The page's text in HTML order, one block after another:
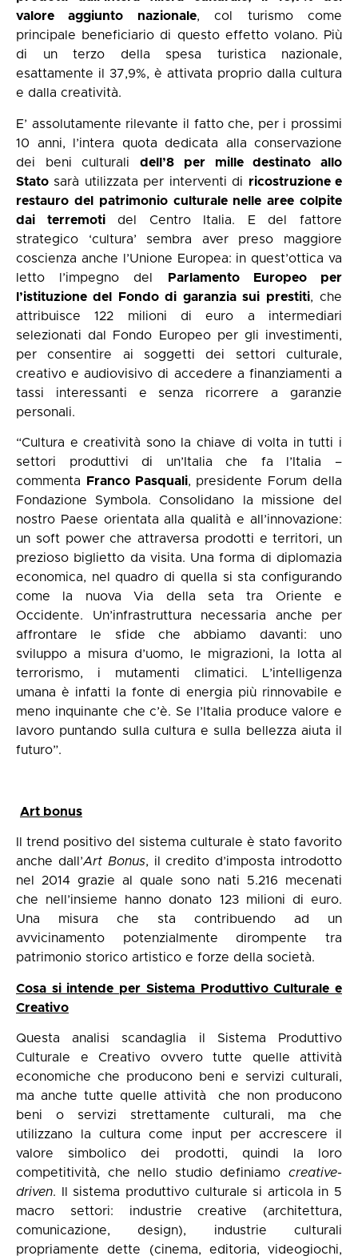
valore aggiunto nazionale, col turismo come
principale beneficiario di questo effetto volano. Più
di un terzo della spesa turistica nazionale,
esattamente il 37,9%, è attivata proprio dalla cultura
e dalla creatività.
E’ assolutamente rilevante il fatto che, per i prossimi
10 anni, l’intera quota dedicata alla conservazione
dei beni culturalidell’8 per mille destinato allo
Stato sarà utilizzata per interventi di ricostruzione e
restauro del patrimonio culturale nelle aree colpite
dai terremotidel Centro Italia. E del fattore
strategico ‘cultura’ sembra aver preso maggiore
coscienza anche l’Unione Europea: in quest’ottica va
letto l’impegno del
Parlamento Europeo per
l’istituzione del Fondo di garanzia sui prestiti, che
attribuisce 122 milioni di euro a intermediari
selezionati dal Fondo Europeo per gli investimenti,
per consentire ai soggetti dei settori culturale,
creativo e audiovisivo di accedere a finanziamenti a
tassi interessanti e senza ricorrere a garanzie
personali.
“Cultura e creatività sono la chiave di volta in tutti i
settori produttivi di un’Italia che fa l’Italia –
commenta
Franco Pasquali, presidente Forum della
Fondazione Symbola. Consolidano la missione del
nostro Paese orientata alla qualità e all’innovazione:
un soft power che attraversa prodotti e territori, un
prezioso biglietto da visita. Una forma di diplomazia
economica, nel quadro di quella si sta configurando
come la nuova Via della seta tra Oriente e
Occidente. Un’infrastruttura necessaria anche per
affrontare le sfide che abbiamo davanti: uno
sviluppo a misura d’uomo, le migrazioni, la lotta al
terrorismo, i mutamenti climatici. L’intelligenza
umana è infatti la fonte di energia più rinnovabile e
meno inquinante che c’è. Se l’Italia produce valore e
lavoro puntando sulla cultura e sulla bellezza aiuta il
futuro”.
Art bonus
Il trend positivo del sistema culturale è stato favorito
anche dall’Art Bonus, il credito d’imposta introdotto
nel 2014 grazie al quale sono nati 5.216 mecenati
che nell’insieme hanno donato 123 milioni di euro.
Una misura che sta contribuendo ad un
avvicinamento potenzialmente dirompente tra
patrimonio storico artistico e forze della società.
Cosa si intende per Sistema Produttivo Culturale e
Creativo
Questa analisi scandaglia il Sistema Produttivo
Culturale e Creativo ovvero tutte quelle attività
economiche che producono beni e servizi culturali,
ma anche tutte quelle attività che non producono
beni o servizi strettamente culturali, ma che
utilizzano la cultura come input per accrescere il
valore simbolico dei prodotti, quindi la loro
competitività, che nello studio definiamo creative-
driven. Il sistema produttivo culturale si articola in 5
macro settori: industrie creative (architettura,
comunicazione, design), industrie culturali
propriamente dette (cinema, editoria, videogiochi,